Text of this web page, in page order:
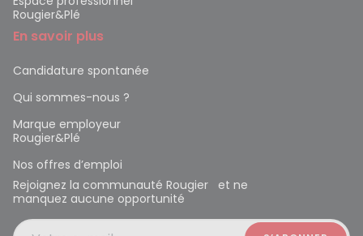
Rougier&Plé
En savoir plus
Candidature spontanée
Qui sommes-nous ?
Marque employeur
Rougier&Plé
Nos offres d’emploi
Rejoignez la communauté Rougier et ne
manquez aucune opportunité